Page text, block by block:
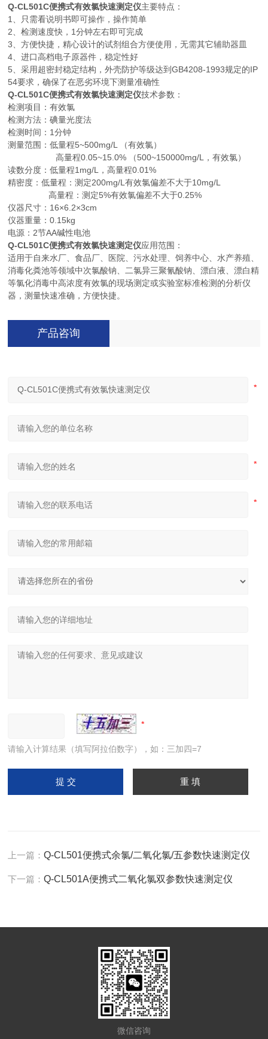
Q-CL501C便携式有效氯快速测定仪主要特点：
1
、只需看说明书即可操作，操作简单
2 、检测速度快， 1分钟左右即可完成
3 、方便快捷，精心设计的试剂组合方便使用，无需其它辅助器皿
4 、进口高档电子原器件，稳定性好
5 、采用超密封稳定结构，外壳防护等级达到GB4208-1993规定的IP
54要求，确保了在恶劣环境下测量准确性
Q-CL501C便携式有效氯快速测定仪技术参数：
检测项目：有效氯
检测方法：碘量光度法
检测时间： 1分钟
测量范围：低量程5~500mg/L
（有效氯）
高量程0.05~15.0% （500~150000mg/L
，有效氯）
读数分度：低量程1mg/L ，高量程0.01%
精密度：低量程：测定200mg/L有效氯偏差不大于10mg/L
高量程：测定5%有效氯偏差不大于0.25%
仪器尺寸： 16×6.2×3cm
仪器重量：0.15kg
电源： 2节AA碱性电池
Q-CL501C便携式有效氯快速测定仪应用范围：
适用于自来水厂、食品厂、医院、污水处理、饲养中心、水产养殖、
消毒化粪池等领域中次氯酸钠、二氯异三聚氰酸钠、漂白液、漂白精
等氯化消毒中高浓度有效氯的现场测定或实验室标准检测的分析仪
器，测量快速准确，方便快捷。
产品咨询
请输入计算结果（填写阿拉伯数字），如：三加四=7
上一篇：Q-CL501便携式余氯/二氧化氯/五参数快速测定仪
下一篇：Q-CL501A便携式二氧化氯双参数快速测定仪
微信咨询